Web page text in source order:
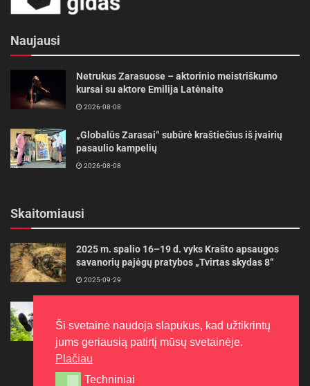
Naujausi
Netrukus Zarasuose – aktorinio meistriškumo
kursai su aktore Emilija Latėnaite
2026-08-08
„Globalūs Zarasai“ subūrė kraštiečius iš įvairių
pasaulio kampelių
2026-08-08
Skaitomiausi
2025 m. spalio 16–19 d. vyks Krašto apsaugos
savanorių pajėgų pratybos „Tvirtas skydas 8“
2025-09-29
ilgiau
2022-06-27
Ši svetainė naudoja slapukus, kad užtikrintų
jums geriausią patirtį mūsų svetainėje.
Plačiau
Techniniai
Techniniai